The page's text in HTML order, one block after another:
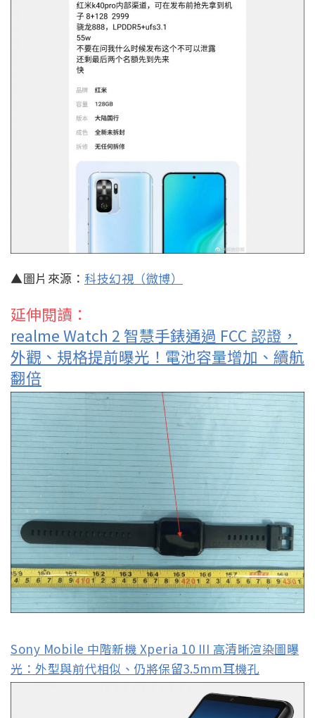
▲圖片來源： 科技幻視（微博）
延伸閱讀：
realme Watch 2 智慧手錶通過 FCC 認證，
外觀、規格提前曝光！電池容量增加、續航
翻倍
Sony Mobile 中階新機 Xperia 10 III 高清晰渲染圖曝
光：外型與前代相似、仍將保留3.5mm耳機孔